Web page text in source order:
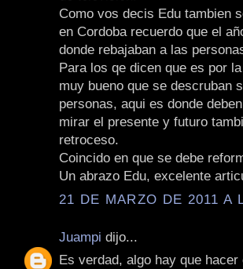
Como vos decis Edu tambien
en Cordoba recuerdo que el
donde rebajaban a las
Para los qe dicen que es por
muy bueno que se descruban
personas, aqui es donde
mirar el presente y futuro
retroceso.
Coincido en que se debe
Un abrazo Edu, excelente
21 DE MARZO DE 2011 A
Juampi dijo...
Es verdad, algo hay que